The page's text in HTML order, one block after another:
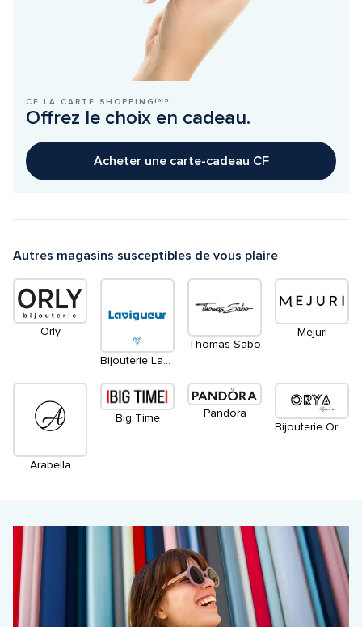
CF LA CARTE SHOPPING!ᴹᴰ
Offrez le choix en cadeau.
Acheter une carte-cadeau CF
Autres magasins susceptibles de vous plaire
Orly
Thomas Sabo
Mejuri
Arabella
Big Time
Pandora
Bijouterie Orya